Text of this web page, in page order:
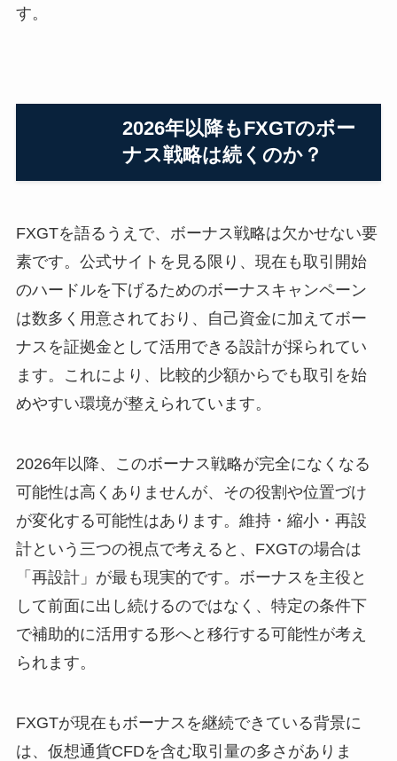
す。
2026年以降もFXGTのボー
ナス戦略は続くのか？
FXGTを語るうえで、ボーナス戦略は欠かせない要
素です。公式サイトを見る限り、現在も取引開始
のハードルを下げるためのボーナスキャンペーン
は数多く用意されており、自己資金に加えてボー
ナスを証拠金として活用できる設計が採られてい
ます。これにより、比較的少額からでも取引を始
めやすい環境が整えられています。
2026年以降、このボーナス戦略が完全になくなる
可能性は高くありませんが、その役割や位置づけ
が変化する可能性はあります。維持・縮小・再設
計という三つの視点で考えると、FXGTの場合は
「再設計」が最も現実的です。ボーナスを主役と
して前面に出し続けるのではなく、特定の条件下
で補助的に活用する形へと移行する可能性が考え
られます。
FXGTが現在もボーナスを継続できている背景に
は、仮想通貨CFDを含む取引量の多さがありま